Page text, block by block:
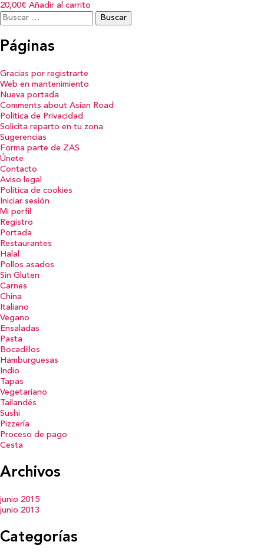
20,00€ Añadir al carrito
Buscar:
Páginas
Gracias por registrarte
Web en mantenimiento
Nueva portada
Comments about Asian Road
Política de Privacidad
Solicita reparto en tu zona
Sugerencias
Forma parte de ZAS
Únete
Contacto
Aviso legal
Política de cookies
Iniciar sesión
Mi perfil
Registro
Portada
Restaurantes
Halal
Pollos asados
Sin Gluten
Carnes
China
Italiano
Vegano
Ensaladas
Pasta
Bocadillos
Hamburguesas
Indio
Tapas
Vegetariano
Tailandés
Sushi
Pizzería
Proceso de pago
Cesta
Archivos
junio 2015
junio 2013
Categorías